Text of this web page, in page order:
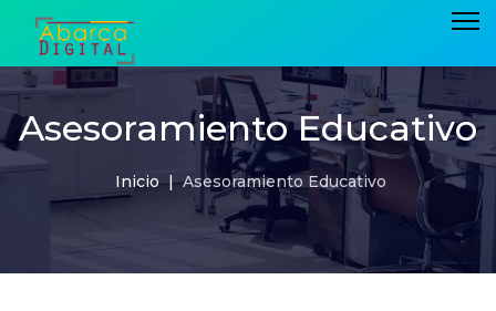
Asesoramiento Educativo
Inicio Asesoramiento Educativo